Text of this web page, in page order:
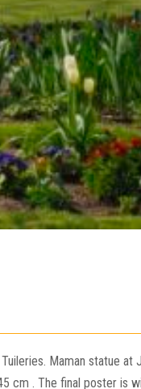
Maman statue
cm . The final poster is